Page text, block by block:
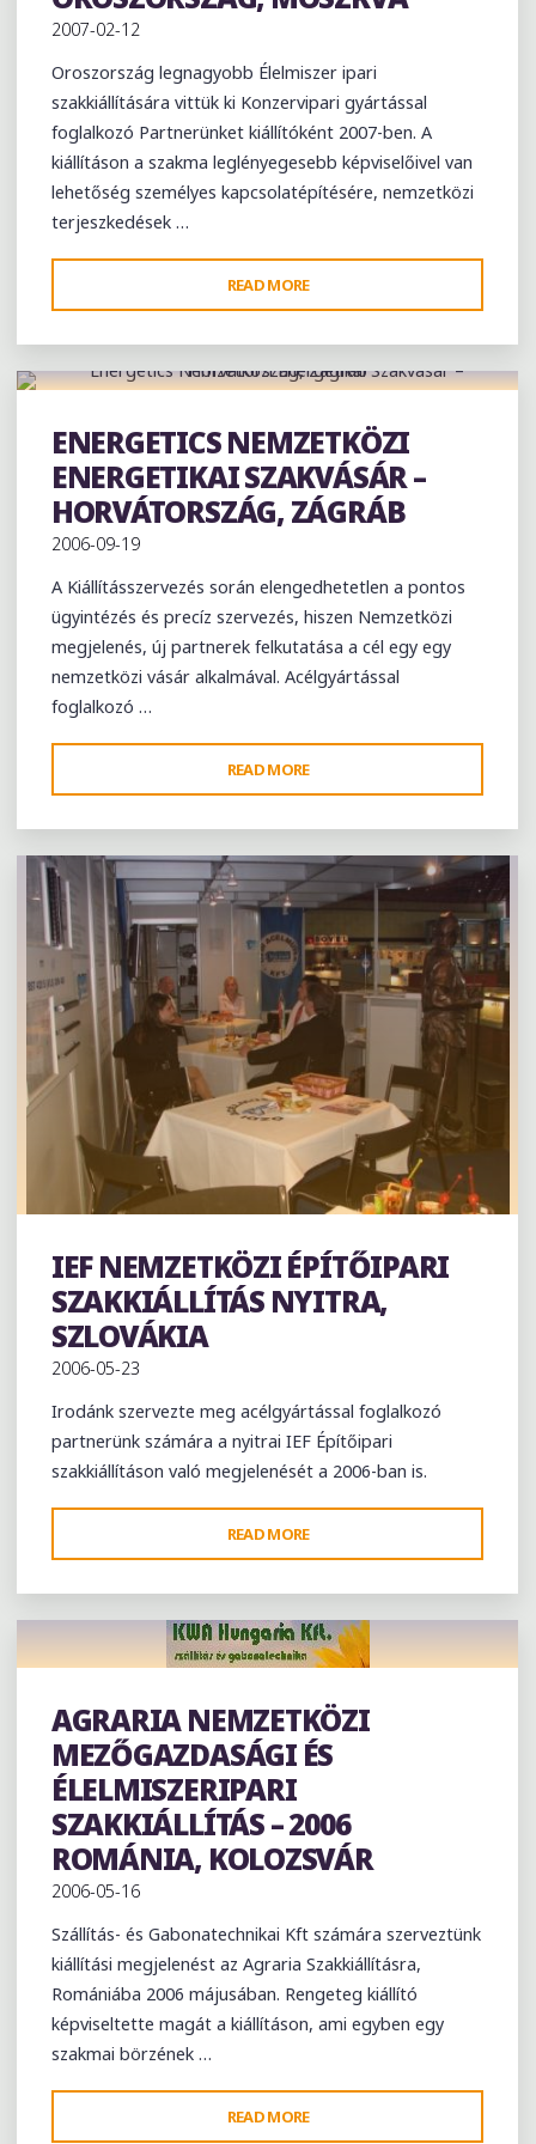
2007-02-12
Oroszország legnagyobb Élelmiszer ipari
szakkiállítására vittük ki Konzervipari gyártással
foglalkozó Partnerünket kiállítóként 2007-ben. A
kiállításon a szakma leglényegesebb képviselőivel van
lehetőség személyes kapcsolatépítésére, nemzetközi
terjeszkedések …
READ MORE
NEMZETKÖZI
ÉLELMISZERIPARI
SZAKKIÁLLÍTÁS
2007
OROSZORSZÁG,
MOSZKVA"
Exhibition
ENERGETICS NEMZETKÖZI
ENERGETIKAI SZAKVÁSÁR –
HORVÁTORSZÁG, ZÁGRÁB
2006-09-19
A Kiállításszervezés során elengedhetetlen a pontos
ügyintézés és precíz szervezés, hiszen Nemzetközi
megjelenés, új partnerek felkutatása a cél egy egy
nemzetközi vásár alkalmával. Acélgyártással
foglalkozó …
READ MORE
NEMZETKÖZI
ENERGETIKAI
SZAKVÁSÁR
HORVÁTORSZÁG,
ZÁGRÁB"
Exhibition
IEF NEMZETKÖZI ÉPÍTŐIPARI
SZAKKIÁLLÍTÁS NYITRA,
SZLOVÁKIA
2006-05-23
Irodánk szervezte meg acélgyártással foglalkozó
partnerünk számára a nyitrai IEF Építőipari
szakkiállításon való megjelenését a 2006-ban is.
READ MORE
NEMZETKÖZI
ÉPÍTŐIPARI
SZAKKIÁLLÍTÁS
NYITRA,
Exhibition
AGRARIA NEMZETKÖZI
MEZŐGAZDASÁGI ÉS
ÉLELMISZERIPARI
SZAKKIÁLLÍTÁS – 2006
ROMÁNIA, KOLOZSVÁR
2006-05-16
Szállítás- és Gabonatechnikai Kft számára szerveztünk
kiállítási megjelenést az Agraria Szakkiállításra,
Romániába 2006 májusában. Rengeteg kiállító
képviseltette magát a kiállításon, ami egyben egy
szakmai börzének …
READ MORE